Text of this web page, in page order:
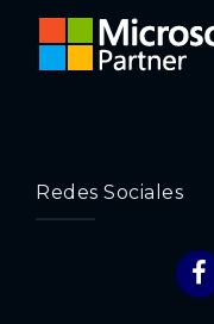
Redes Sociales